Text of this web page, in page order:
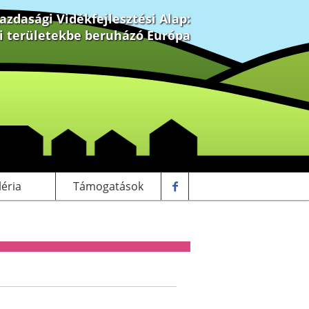
Vidékfejlesztési Alap:
területekbe beruházó Európa
Támogatások